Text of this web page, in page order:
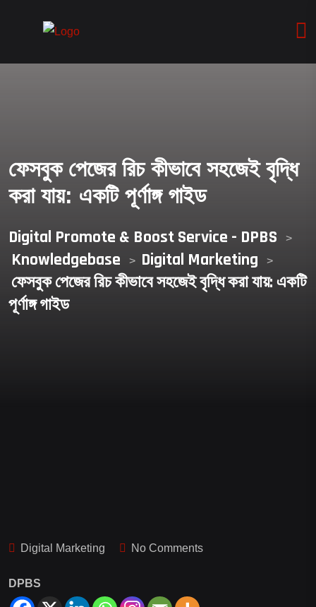
ফেসবুক পেজের রিচ কীভাবে সহজেই বৃদ্ধি
করা যায়: একটি পূর্ণাঙ্গ গাইড
Digital Promote & Boost Service - DPBS >
Knowledgebase > Digital Marketing >
ফেসবুক পেজের রিচ কীভাবে সহজেই বৃদ্ধি করা যায়: একটি
পূর্ণাঙ্গ গাইড
Digital Marketing No Comments
DPBS